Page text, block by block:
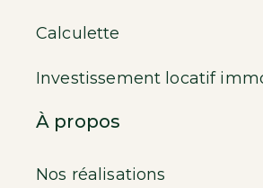
Calculette
Investissement locatif
À propos
Nos réalisations